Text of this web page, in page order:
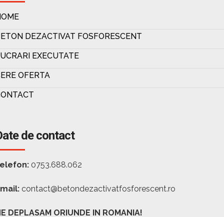
DEZACTIVAT FOSFORESCENT
EXECUTATE
OFERTA
de contact
0753.688.062
contact@betondezactivatfosforescent.ro
DEPLASAM ORIUNDE IN ROMANIA!